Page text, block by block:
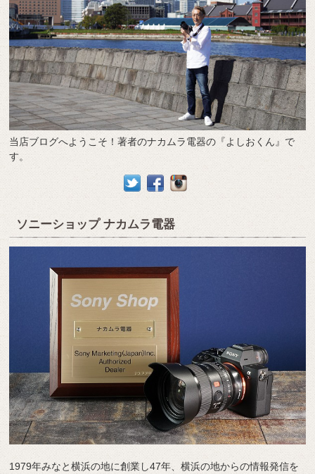
当店ブログへようこそ！著者のナカムラ電器の『よしおくん』で
す。
ソニーショップ ナカムラ電器
1979年みなと横浜の地に創業し47年、横浜の地からの情報発信を